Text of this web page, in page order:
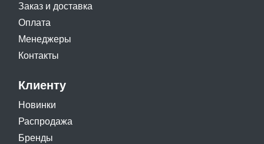
Заказ и доставка
Оплата
Менеджеры
Контакты
Клиенту
Новинки
Распродажа
Бренды